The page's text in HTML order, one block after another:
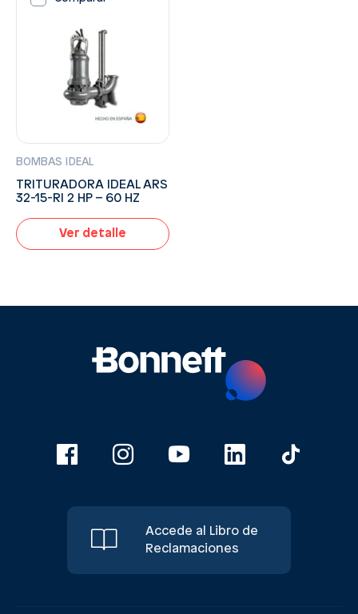
BOMBAS IDEAL
TRITURADORA IDEAL ARS
32-15-RI 2 HP – 60 HZ
Ver detalle
Accede al Libro de
Reclamaciones